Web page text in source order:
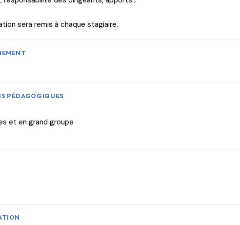
sera remis à chaque stagiaire.
PÉDAGOGIQUES
et en grand groupe